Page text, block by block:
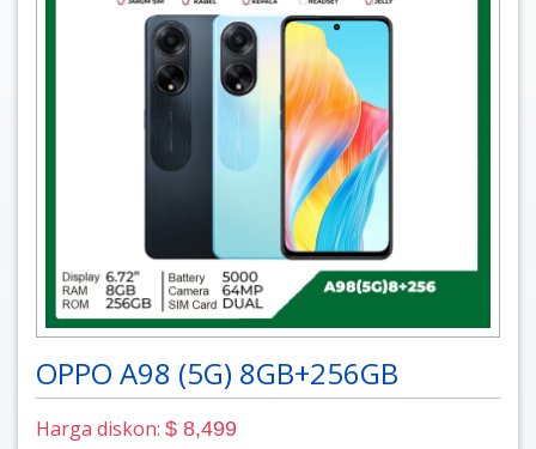
OPPO A98 (5G) 8GB+256GB
Harga diskon: $ 8,499